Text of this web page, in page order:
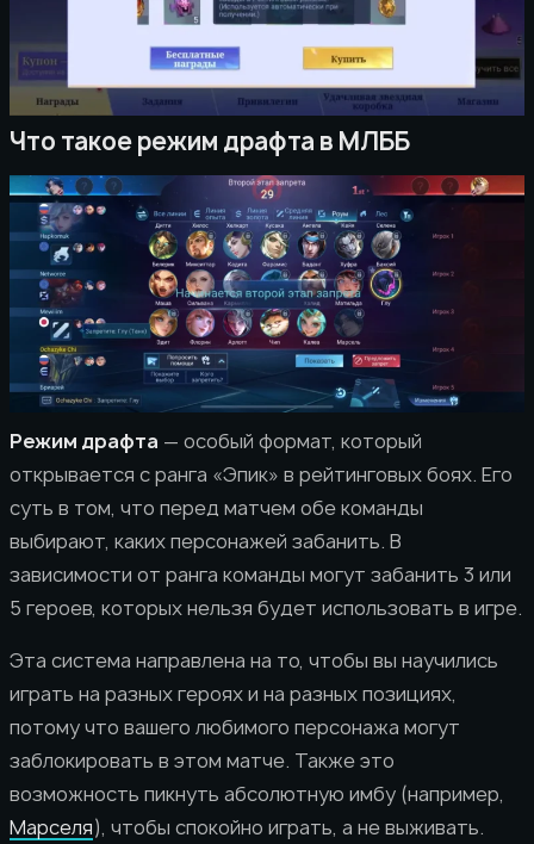
Что такое режим драфта в МЛББ
Режим драфта — особый формат, который
открывается с ранга «Эпик» в рейтинговых боях. Его
суть в том, что перед матчем обе команды
выбирают, каких персонажей забанить. В
зависимости от ранга команды могут забанить 3 или
5 героев, которых нельзя будет использовать в игре.
Эта система направлена на то, чтобы вы научились
играть на разных героях и на разных позициях,
потому что вашего любимого персонажа могут
заблокировать в этом матче. Также это
возможность пикнуть абсолютную имбу (например,
Марселя), чтобы спокойно играть, а не выживать.